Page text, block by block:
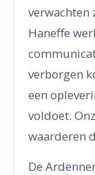
verwachten
Haneffe
verborgen
een
voldoet.
waarderen
De